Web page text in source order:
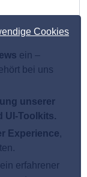
Cookies
ein –
bei uns
unserer
UI-Toolkits.
Experience,
erfahrener